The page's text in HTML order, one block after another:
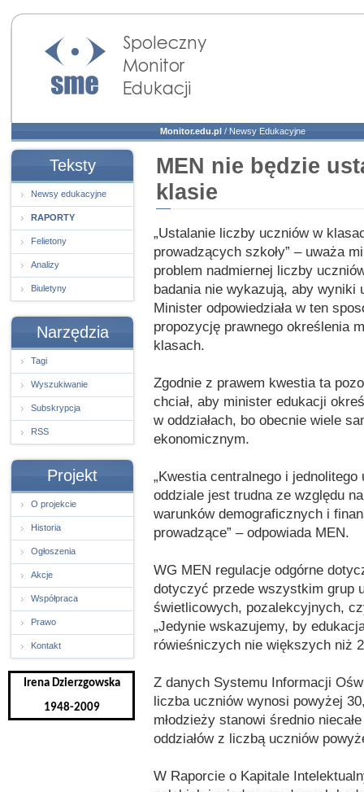
Społeczny Monitor
Edukacji
Monitor.edu.pl / Newsy Edukacyjne
Teksty
Newsy edukacyjne
RAPORTY
Felietony
Analizy
Biuletyny
Narzędzia
Tagi
Wyszukiwanie
Subskrypcja
RSS
Projekt
O projekcie
Historia
Ogłoszenia
Akcje
Współpraca
Prawo
Kontakt
Irena Dzierzgowska
1948-2009
MEN nie będzie
klasie
„Ustalanie liczby uczniów w
prowadzących szkoły” – uważa
problem nadmiernej liczby
badania nie wykazują, aby
Minister odpowiedziała w ten
propozycję prawnego określenia
klasach.
Zgodnie z prawem kwestia ta
chciał, aby minister edukacji
w oddziałach, bo obecnie wiele
ekonomicznym.
„Kwestia centralnego i
oddziale jest trudna ze względu
warunków demograficznych i
prowadzące” – odpowiada MEN.
WG MEN regulacje odgórne
dotyczyć przede wszystkim grup
świetlicowych, pozalekcyjnych,
„Jedynie wskazujemy, by
rówieśniczych nie większych niż
Z danych Systemu Informacji
liczba uczniów wynosi powyżej
młodzieży stanowi średnio
oddziałów z liczbą uczniów
W Raporcie o Kapitale